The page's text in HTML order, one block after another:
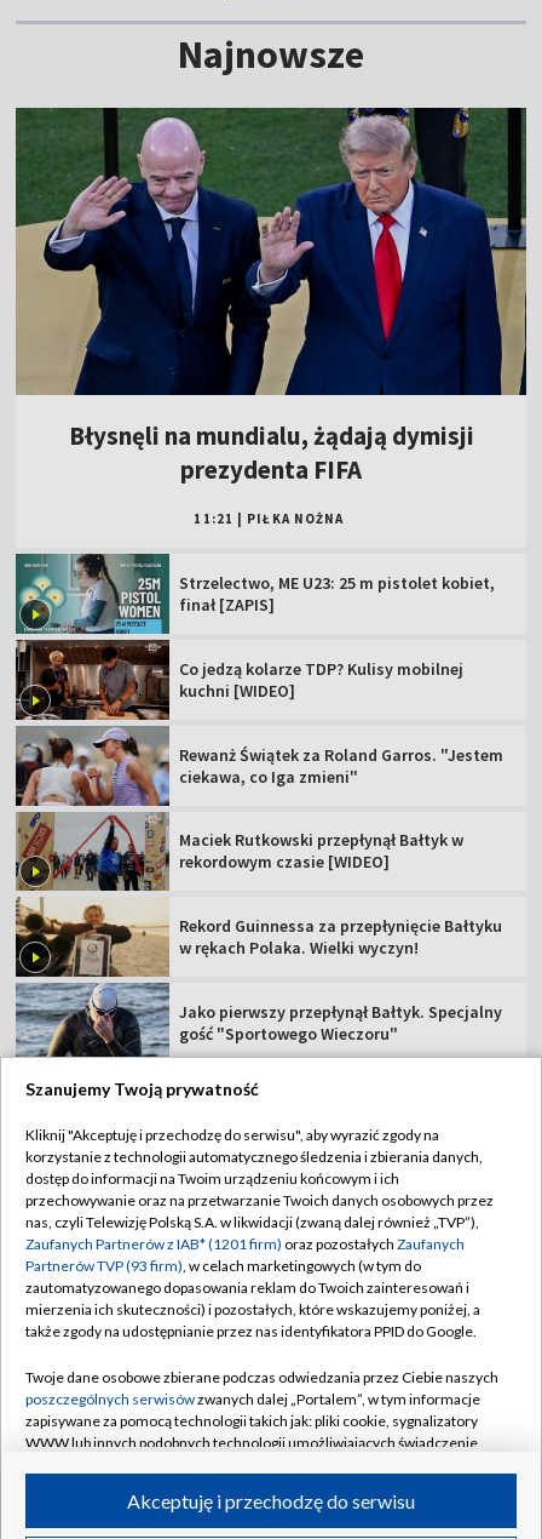
Najnowsze
Błysnęli na mundialu, żądają dymisji
prezydenta FIFA
11:21 PIŁKA NOŻNA
Strzelectwo, ME U23: 25 m pistolet kobiet,
finał [ZAPIS]
Co jedzą kolarze TDP? Kulisy mobilnej
kuchni [WIDEO]
Rewanż Świątek za Roland Garros. "Jestem
ciekawa, co Iga zmieni"
Maciek Rutkowski przepłynął Bałtyk w
rekordowym czasie [WIDEO]
Rekord Guinnessa za przepłynięcie Bałtyku
w rękach Polaka. Wielki wyczyn!
Jako pierwszy przepłynął Bałtyk. Specjalny
gość "Sportowego Wieczoru"
TVP
Abonament TVP
Sklep TVP
Biuro Reklamy
Oferta Handlowa
Emisja w TVP
Rada Programowa
Ogłoszenia przetargowe
Akademia Telewizyjna
Regulamin TVP
Polityka prywatności
Moje zgody
Biuro reklamy
Kanały
©2026 Telewizja Polska Spółka Akcyjna w likwidacji
Szanujemy Twoją prywatność
Kliknij "Akceptuję i przechodzę do serwisu", aby wyrazić zgody na
korzystanie z technologii automatycznego śledzenia i zbierania danych,
dostęp do informacji na Twoim urządzeniu końcowym i ich
przechowywanie oraz na przetwarzanie Twoich danych osobowych przez
nas, czyli Telewizję Polską S.A. w likwidacji (zwaną dalej również „TVP”),
Zaufanych Partnerów z IAB* (1201 firm) oraz pozostałych Zaufanych
Partnerów TVP (93 firm), w celach marketingowych (w tym do
zautomatyzowanego dopasowania reklam do Twoich zainteresowań i
mierzenia ich skuteczności) i pozostałych, które wskazujemy poniżej, a
także zgody na udostępnianie przez nas identyfikatora PPID do Google.
Twoje dane osobowe zbierane podczas odwiedzania przez Ciebie naszych
poszczególnych serwisówzwanych dalej „Portalem”, w tym informacje
zapisywane za pomocą technologii takich jak: pliki cookie, sygnalizatory
WWW lub innych podobnych technologii umożliwiających świadczenie
ruchu w Internecie.Akceptuję i przechodzę do serwisu